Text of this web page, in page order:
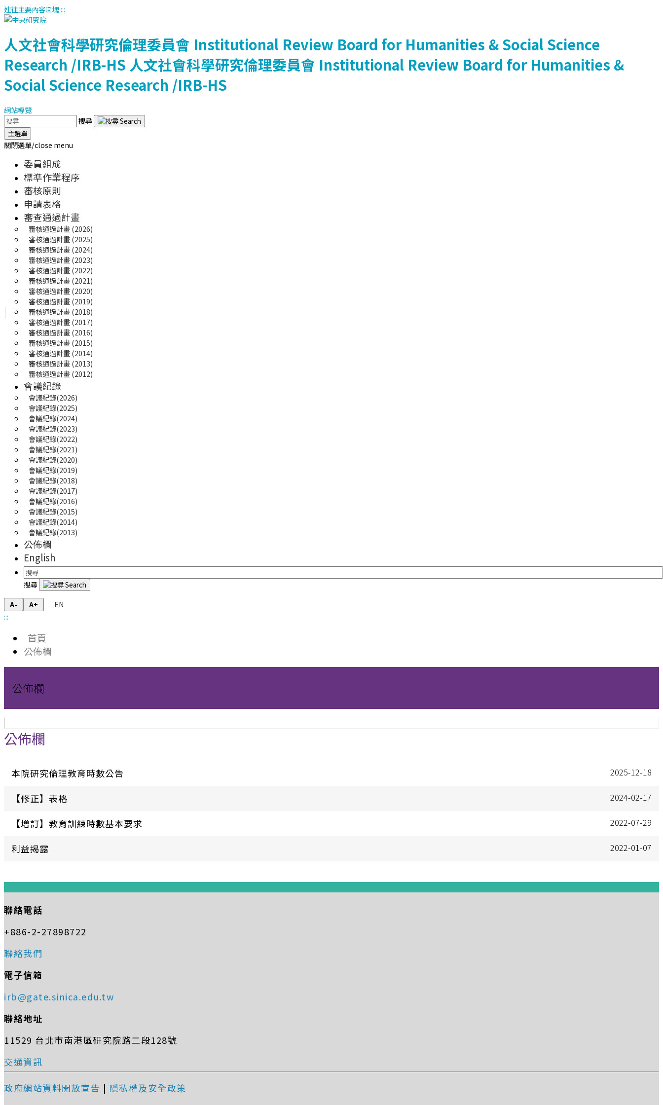
連往主要內容區塊:::
人文社會科學研究倫理委員會 Institutional Review Board for Humanities & Social Science
Research /IRB-HS 人文社會科學研究倫理委員會 Institutional Review Board for Humanities &
Social Science Research /IRB-HS
網站導覽
搜尋
主選單
關閉選單/close menu
委員組成
標準作業程序
審核原則
申請表格
審查通過計畫
審核通過計畫 (2026)
審核通過計畫 (2025)
審核通過計畫 (2024)
審核通過計畫 (2023)
審核通過計畫 (2022)
審核通過計畫 (2021)
審核通過計畫 (2020)
審核通過計畫 (2019)
審核通過計畫 (2018)
審核通過計畫 (2017)
審核通過計畫 (2016)
審核通過計畫 (2015)
審核通過計畫 (2014)
審核通過計畫 (2013)
審核通過計畫 (2012)
會議紀錄
會議紀錄(2026)
會議紀錄(2025)
會議紀錄(2024)
會議紀錄(2023)
會議紀錄(2022)
會議紀錄(2021)
會議紀錄(2020)
會議紀錄(2019)
會議紀錄(2018)
會議紀錄(2017)
會議紀錄(2016)
會議紀錄(2015)
會議紀錄(2014)
會議紀錄(2013)
公佈欄
English
搜尋
A- A+
EN
:::
首頁
公佈欄
公佈欄
公佈欄
本院研究倫理教育時數公告 2025-12-18
【修正】表格 2024-02-17
【增訂】教育訓練時數基本要求 2022-07-29
利益揭露 2022-01-07
聯絡電話
+886-2-27898722
聯絡我們
電子信箱
irb@gate.sinica.edu.tw
聯絡地址
11529 台北市南港區研究院路二段128號
交通資訊
政府網站資料開放宣告 | 隱私權及安全政策